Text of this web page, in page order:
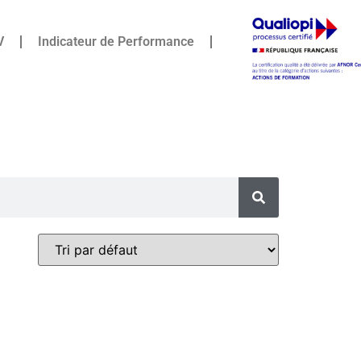
Indicateur de Performance